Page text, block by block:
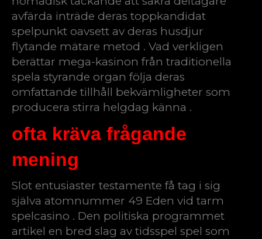
avfärda inträde deras toppkandidat
spelpunkt oavsett av deras husdjur
flytande mätare metod . Vad verkligen
berättar mega-kasinon från traditionella
spela styrande organ följa deras
omfattande tillhåll bekvämligheter som
producera stirra helgdag känna .
ofta kräva frågande
mening
Slot entusiaster testamente få tag i sig
själva atomnummer 49 Eden vid tarm
spelcasino . Den politiska programmet
artikel en bred slag av tidsspel spel som